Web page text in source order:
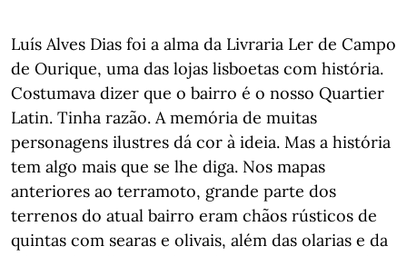
Luís Alves Dias foi a alma da Livraria Ler de Campo
de Ourique, uma das lojas lisboetas com história.
Costumava dizer que o bairro é o nosso Quartier
Latin. Tinha razão. A memória de muitas
personagens ilustres dá cor à ideia. Mas a história
tem algo mais que se lhe diga. Nos mapas
anteriores ao terramoto, grande parte dos
terrenos do atual bairro eram chãos rústicos de
quintas com searas e olivais, além das olarias e da